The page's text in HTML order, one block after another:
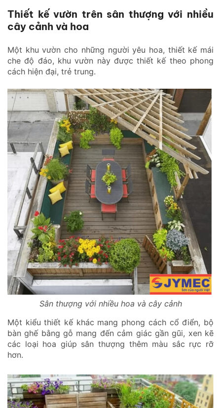
Thiết kế vườn trên sân thượng với nhiều
cây cảnh và hoa
Một khu vườn cho những người yêu hoa, thiết kế mái
che độ đáo, khu vườn này được thiết kế theo phong
cách hiện đại, trẻ trung.
Sân thượng với nhiều hoa và cây cảnh
Một kiểu thiết kế khác mang phong cách cổ điển, bộ
bàn ghế bằng gỗ mang đến cảm giác gần gũi, xen kẽ
các loại hoa giúp sân thượng thêm màu sắc rực rỡ
hơn.